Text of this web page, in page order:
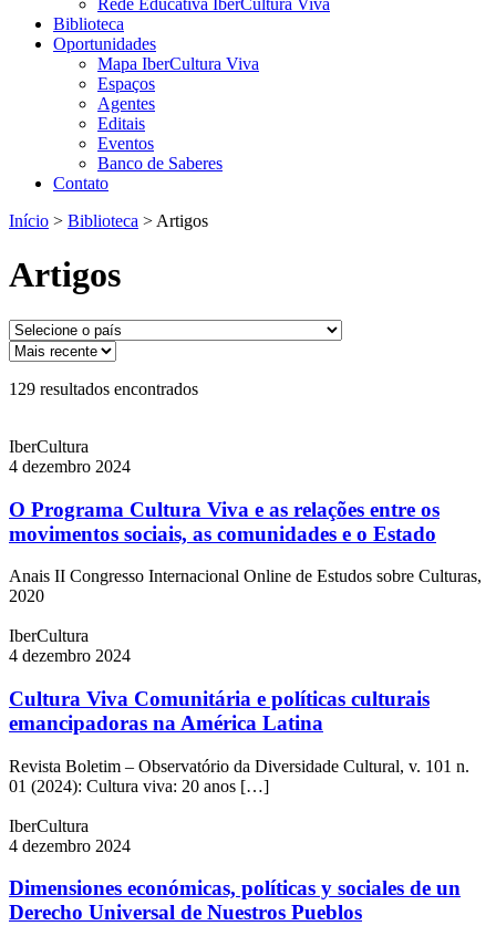
Rede Educativa IberCultura Viva
Biblioteca
Oportunidades
Mapa IberCultura Viva
Espaços
Agentes
Editais
Eventos
Banco de Saberes
Contato
Início > Biblioteca > Artigos
Artigos
129 resultados encontrados
IberCultura
4 dezembro 2024
O Programa Cultura Viva e as relações entre os
movimentos sociais, as comunidades e o Estado
Anais II Congresso Internacional Online de Estudos sobre Culturas,
2020
IberCultura
4 dezembro 2024
Cultura Viva Comunitária e políticas culturais
emancipadoras na América Latina
Revista Boletim – Observatório da Diversidade Cultural, v. 101 n.
01 (2024): Cultura viva: 20 anos […]
IberCultura
4 dezembro 2024
Dimensiones económicas, políticas y sociales de un
Derecho Universal de Nuestros Pueblos